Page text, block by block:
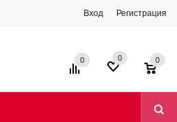
Вход Регистрация
0 0 0